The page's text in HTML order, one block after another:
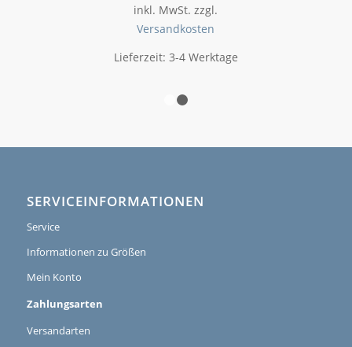
inkl. MwSt. zzgl.
Versandkosten
Lieferzeit: 3-4 Werktage
SERVICEINFORMATIONEN
Service
Informationen zu Größen
Mein Konto
Zahlungsarten
Versandarten